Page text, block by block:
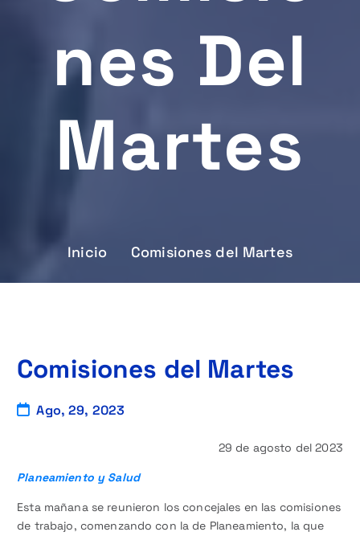
Nes Del
Martes
Inicio Comisiones del Martes
Comisiones del Martes
Ago, 29, 2023
29 de agosto del 2023
Planeamiento y Salud
Esta mañana se reunieron los concejales en las comisiones
de trabajo, comenzando con la de Planeamiento, la que